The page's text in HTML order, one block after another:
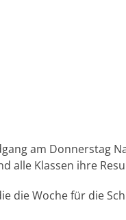
am Donnerstag
alle Klassen ihre
die Woche für die